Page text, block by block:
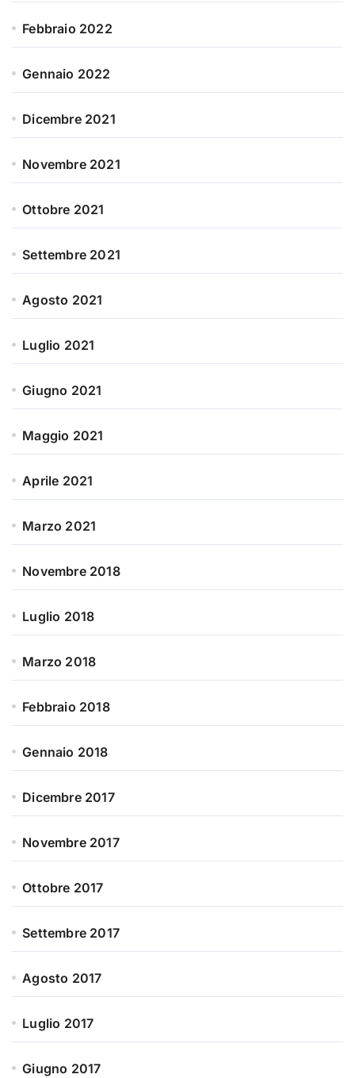
Febbraio 2022
Gennaio 2022
Dicembre 2021
Novembre 2021
Ottobre 2021
Settembre 2021
Agosto 2021
Luglio 2021
Giugno 2021
Maggio 2021
Aprile 2021
Marzo 2021
Novembre 2018
Luglio 2018
Marzo 2018
Febbraio 2018
Gennaio 2018
Dicembre 2017
Novembre 2017
Ottobre 2017
Settembre 2017
Agosto 2017
Luglio 2017
Giugno 2017